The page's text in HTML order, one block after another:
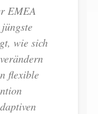
EMEA
wie sich
flexible